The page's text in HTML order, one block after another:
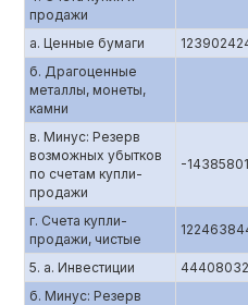
продажи
а. Ценные бумаги
б. Драгоценные
металлы, монеты,
камни
в. Минус: Резерв
возможных убытков
по счетам купли-
продажи
-14385801
г. Счета купли-
продажи, чистые
5. а. Инвестиции
б. Минус: Резерв